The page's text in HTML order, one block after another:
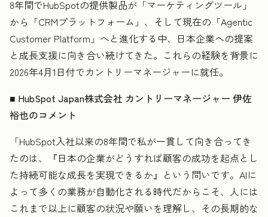
8年間でHubSpotの提供製品が「マーケティングツール」
から「CRMプラットフォーム」、そして現在の「Agentic
Customer Platform」へと進化する中、日本企業への提案
と成長支援に向き合い続けてきた。これらの経験を背景に
2026年4月1日付でカントリーマネージャーに就任。
■ HubSpot Japan株式会社 カントリーマネージャー 伊佐
裕也のコメント
「HubSpot入社以来の8年間で私が一貫して向き合ってき
たのは、『日本の企業がどうすれば顧客の成功を起点とし
た持続可能な成長を実現できるか』という問いです。AIに
よって多くの業務が自動化される時代だからこそ、人には
これまで以上に顧客の状況や願いを理解し、その長期的な